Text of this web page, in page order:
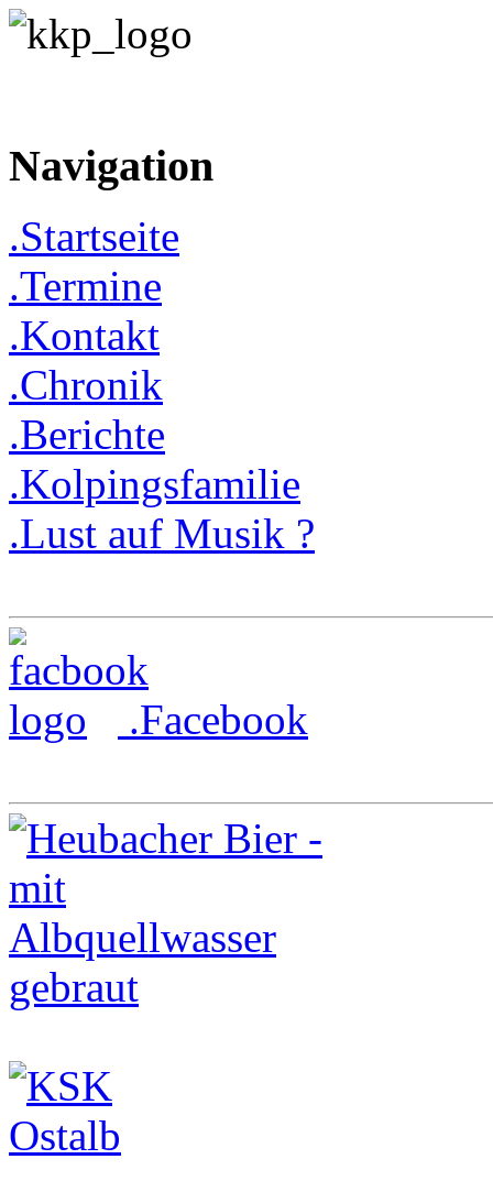
Navigation
.Startseite
.Termine
.Kontakt
.Chronik
.Berichte
.Kolpingsfamilie
.Lust auf Musik ?
.Facebook